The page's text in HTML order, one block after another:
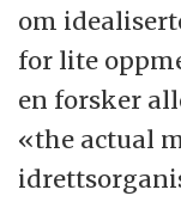
om
for lite
en forsker
«the actual